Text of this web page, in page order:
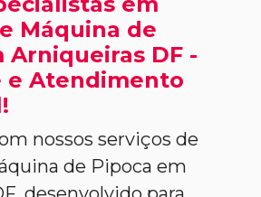
Máquina de
Arniqueiras DF -
e Atendimento
nossos serviços de
de Pipoca em